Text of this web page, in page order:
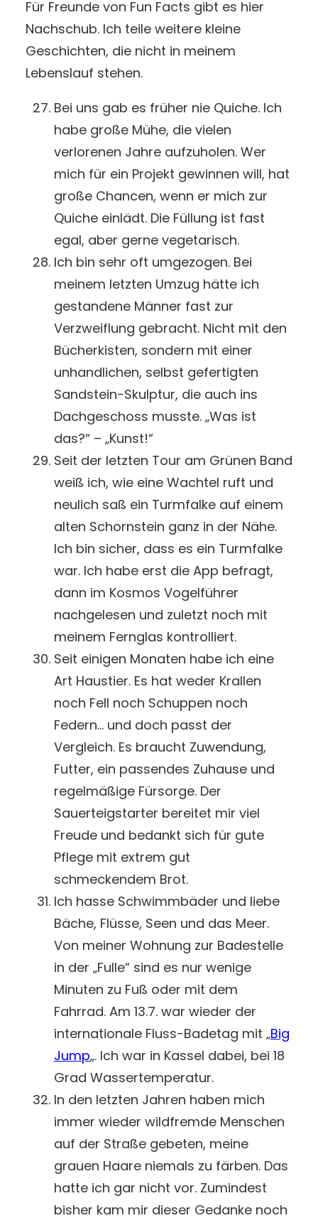
Für Freunde von Fun Facts gibt es hier
Nachschub. Ich teile weitere kleine
Geschichten, die nicht in meinem
Lebenslauf stehen.
Bei uns gab es früher nie Quiche. Ich
habe große Mühe, die vielen
verlorenen Jahre aufzuholen. Wer
mich für ein Projekt gewinnen will, hat
große Chancen, wenn er mich zur
Quiche einlädt. Die Füllung ist fast
egal, aber gerne vegetarisch.
Ich bin sehr oft umgezogen. Bei
meinem letzten Umzug hätte ich
gestandene Männer fast zur
Verzweiflung gebracht. Nicht mit den
Bücherkisten, sondern mit einer
unhandlichen, selbst gefertigten
Sandstein-Skulptur, die auch ins
Dachgeschoss musste. „Was ist
das?“ – „Kunst!“
Seit der letzten Tour am Grünen Band
weiß ich, wie eine Wachtel ruft und
neulich saß ein Turmfalke auf einem
alten Schornstein ganz in der Nähe.
Ich bin sicher, dass es ein Turmfalke
war. Ich habe erst die App befragt,
dann im Kosmos Vogelführer
nachgelesen und zuletzt noch mit
meinem Fernglas kontrolliert.
Seit einigen Monaten habe ich eine
Art Haustier. Es hat weder Krallen
noch Fell noch Schuppen noch
Federn… und doch passt der
Vergleich. Es braucht Zuwendung,
Futter, ein passendes Zuhause und
regelmäßige Fürsorge. Der
Sauerteigstarter bereitet mir viel
Freude und bedankt sich für gute
Pflege mit extrem gut
schmeckendem Brot.
Ich hasse Schwimmbäder und liebe
Bäche, Flüsse, Seen und das Meer.
Von meiner Wohnung zur Badestelle
in der „Fulle“ sind es nur wenige
Minuten zu Fuß oder mit dem
Fahrrad. Am 13.7. war wieder der
internationale Fluss-Badetag mit „Big
Jump„. Ich war in Kassel dabei, bei 18
Grad Wassertemperatur.
In den letzten Jahren haben mich
immer wieder wildfremde Menschen
auf der Straße gebeten, meine
grauen Haare niemals zu färben. Das
hatte ich gar nicht vor. Zumindest
bisher kam mir dieser Gedanke noch